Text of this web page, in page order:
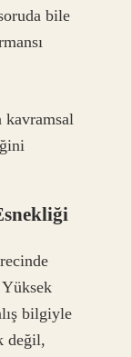
bile
kavramsal
bilgiyle
değil,